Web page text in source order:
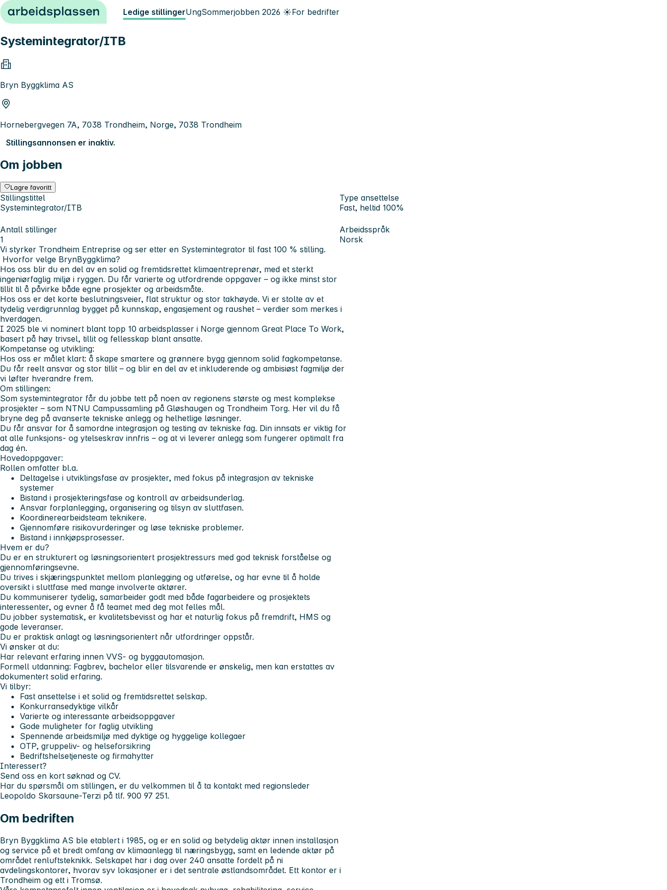
Hopp til innhold Ledige stillingerUngSommerjobben 2026 ☀️For bedrifter
Systemintegrator/ITB
Bryn Byggklima AS
Hornebergvegen 7A, 7038 Trondheim, Norge, 7038 Trondheim
Stillingsannonsen er inaktiv.
Om jobben
Lagre favoritt
Stillingstittel
Systemintegrator/ITB
Type ansettelse
Fast, heltid 100%
Antall stillinger
1
Arbeidsspråk
Norsk
Vi styrker Trondheim Entreprise og ser etter en Systemintegrator til fast 100 % stilling.
Hvorfor velge BrynByggklima?
Hos oss blir du en del av en solid og fremtidsrettet klimaentreprenør, med et sterkt
ingeniørfaglig miljø i ryggen. Du får varierte og utfordrende oppgaver – og ikke minst stor
tillit til å påvirke både egne prosjekter og arbeidsmåte.
Hos oss er det korte beslutningsveier, flat struktur og stor takhøyde. Vi er stolte av et
tydelig verdigrunnlag bygget på kunnskap, engasjement og raushet – verdier som merkes i
hverdagen.
I 2025 ble vi nominert blant topp 10 arbeidsplasser i Norge gjennom Great Place To Work,
basert på høy trivsel, tillit og fellesskap blant ansatte.
Kompetanse og utvikling:
Hos oss er målet klart: å skape smartere og grønnere bygg gjennom solid fagkompetanse.
Du får reelt ansvar og stor tillit – og blir en del av et inkluderende og ambisiøst fagmiljø der
vi løfter hverandre frem.
Om stillingen:
Som systemintegrator får du jobbe tett på noen av regionens største og mest komplekse
prosjekter – som NTNU Campussamling på Gløshaugen og Trondheim Torg. Her vil du få
bryne deg på avanserte tekniske anlegg og helhetlige løsninger.
Du får ansvar for å samordne integrasjon og testing av tekniske fag. Din innsats er viktig for
at alle funksjons- og ytelseskrav innfris – og at vi leverer anlegg som fungerer optimalt fra
dag én.
Hovedoppgaver:
Rollen omfatter bl.a.
Deltagelse i utviklingsfase av prosjekter, med fokus på integrasjon av tekniske
systemer
Bistand i prosjekteringsfase og kontroll av arbeidsunderlag.
Ansvar forplanlegging, organisering og tilsyn av sluttfasen.
Koordinerearbeidsteam teknikere.
Gjennomføre risikovurderinger og løse tekniske problemer.
Bistand i innkjøpsprosesser.
Hvem er du?
Du er en strukturert og løsningsorientert prosjektressurs med god teknisk forståelse og
gjennomføringsevne.
Du trives i skjæringspunktet mellom planlegging og utførelse, og har evne til å holde
oversikt i sluttfase med mange involverte aktører.
Du kommuniserer tydelig, samarbeider godt med både fagarbeidere og prosjektets
interessenter, og evner å få teamet med deg mot felles mål.
Du jobber systematisk, er kvalitetsbevisst og har et naturlig fokus på fremdrift, HMS og
gode leveranser.
Du er praktisk anlagt og løsningsorientert når utfordringer oppstår.
Vi ønsker at du:
Har relevant erfaring innen VVS- og byggautomasjon.
Formell utdanning: Fagbrev, bachelor eller tilsvarende er ønskelig, men kan erstattes av
dokumentert solid erfaring.
Vi tilbyr:
Fast ansettelse i et solid og fremtidsrettet selskap.
Konkurransedyktige vilkår
Varierte og interessante arbeidsoppgaver
Gode muligheter for faglig utvikling
Spennende arbeidsmiljø med dyktige og hyggelige kollegaer
OTP, gruppeliv- og helseforsikring
Bedriftshelsetjeneste og firmahytter
Interessert?
Send oss en kort søknad og CV.
Har du spørsmål om stillingen, er du velkommen til å ta kontakt med regionsleder
Leopoldo Skarsaune-Terzi på tlf. 900 97 251.
Om bedriften
Bryn Byggklima AS ble etablert i 1985, og er en solid og betydelig aktør innen installasjon
og service på et bredt omfang av klimaanlegg til næringsbygg, samt en ledende aktør på
området renluftsteknikk. Selskapet har i dag over 240 ansatte fordelt på ni
avdelingskontorer, hvorav syv lokasjoner er i det sentrale østlandsområdet. Ett kontor er i
Trondheim og ett i Tromsø.